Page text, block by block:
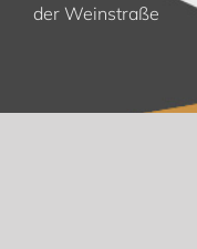
der Weinstraße